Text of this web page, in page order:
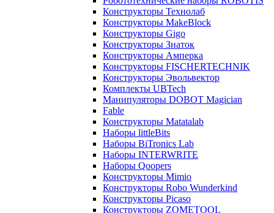
Конструкторы Технолаб
Конструкторы MakeBlock
Конструкторы Gigo
Конструкторы Знаток
Конструкторы Амперка
Конструкторы FISCHERTECHNIK
Конструкторы Эвольвектор
Комплекты UBTech
Манипуляторы DOBOT Magician
Fable
Конструкторы Matatalab
Наборы littleBits
Наборы BiTronics Lab
Наборы INTERWRITE
Наборы Qoopers
Конструкторы Mimio
Конструкторы Robo Wunderkind
Конструкторы Picaso
Конструкторы ZOMETOOL